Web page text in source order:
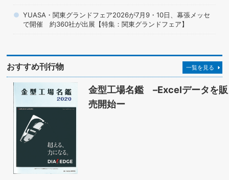
YUASA・関東グランドフェア2026が7月9・10日、幕張メッセ
で開催 約360社が出展【特集：関東グランドフェア】
おすすめ刊行物 一覧を見る
金型工場名鑑 –Excelデータを販
売開始ー